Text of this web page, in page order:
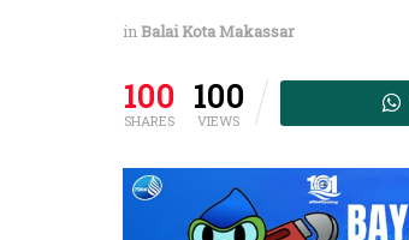
inBalai Kota Makassar
100
SHARES
100
VIEWS